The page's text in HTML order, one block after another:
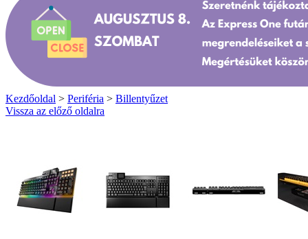
Kezdőoldal > Periféria > Billentyűzet
Vissza az előző oldalra